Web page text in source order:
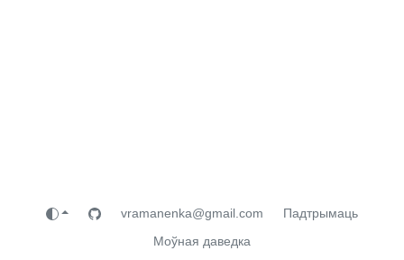
vramanenka@gmail.com
Падтрымаць
Моўная даведка